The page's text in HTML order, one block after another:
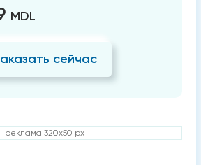
MDL
сейчас
реклама 320x50 px